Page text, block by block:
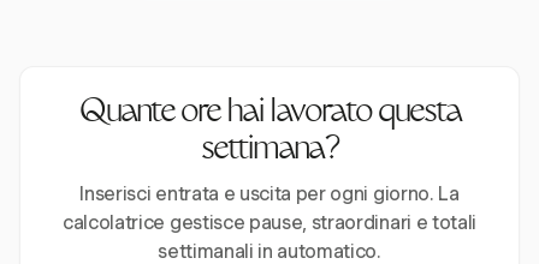
Quante ore hai lavorato questa
settimana?
Inserisci entrata e uscita per ogni giorno. La
calcolatrice gestisce pause, straordinari e totali
settimanali in automatico.